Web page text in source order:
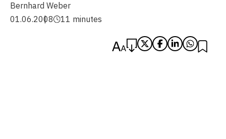
Bernhard Weber
01.06.2008
11 minutes